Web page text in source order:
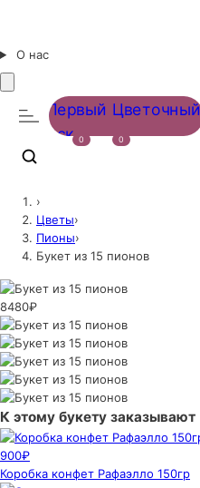
О нас
0 0
›
Цветы›
Пионы›
Букет из 15 пионов
8480₽
К этому букету заказывают
900₽
Коробка конфет Рафаэлло 150гр